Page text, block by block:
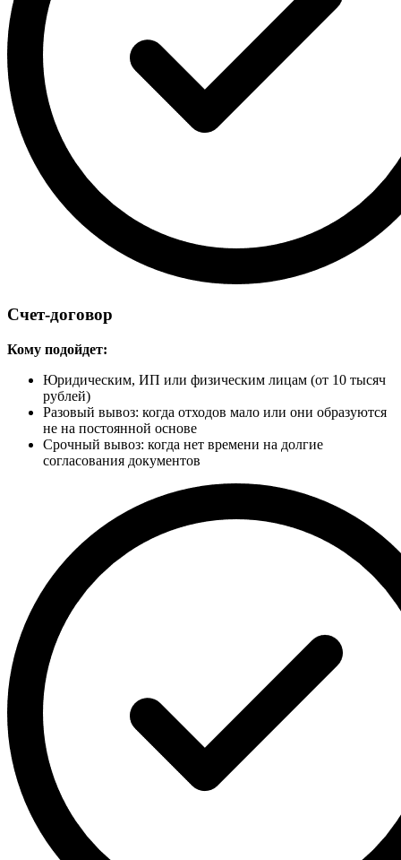
Счет-договор
Кому подойдет:
Юридическим, ИП или физическим лицам (от 10 тысяч
рублей)
Разовый вывоз: когда отходов мало или они образуются
не на постоянной основе
Срочный вывоз: когда нет времени на долгие
согласования документов